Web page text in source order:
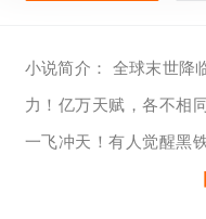
小说简介： 全球末世降
力！亿万天赋，各不相
一飞冲天！有人觉醒黑
一世陆离觉醒天赋【吞